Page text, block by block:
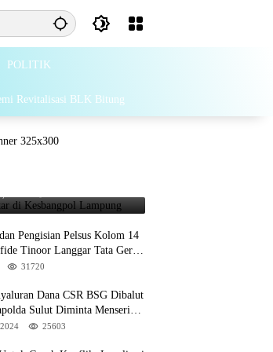
POLITIK
Revitalisasi BLK Bitung
Lampung
Pengisian Pelsus Kolom 14
Tinoor Langgar Tata Gereja
Ini Perbuatan Melawan
31720
Dana CSR BSG Dibalut
Sulut Diminta Menseriusi
25603